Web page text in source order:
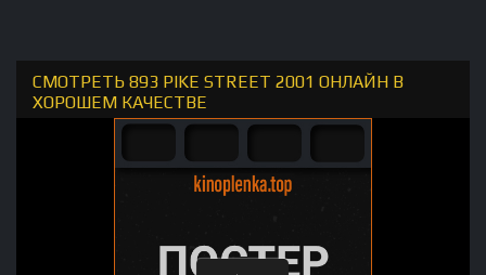
СМОТРЕТЬ 893 PIKE STREET 2001 ОНЛАЙН В
ХОРОШЕМ КАЧЕСТВЕ